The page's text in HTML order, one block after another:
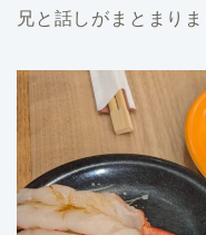
兄と話しがまとまりま